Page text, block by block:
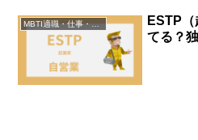
MBTI適職・仕事・資格
ESTP
てる？